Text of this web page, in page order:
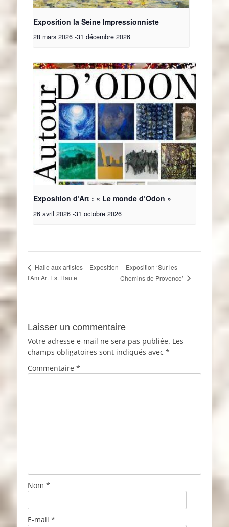
Exposition la Seine Impressionniste
28 mars 2026 -31 décembre 2026
Exposition d’Art : « Le monde d’Odon »
26 avril 2026 -31 octobre 2026
Halle aux artistes – Exposition
l’Am Art Est Haute
Exposition ‘Sur les
Chemins de Provence’
Laisser un commentaire
Votre adresse e-mail ne sera pas publiée. Les
champs obligatoires sont indiqués avec *
Commentaire *
Nom *
E-mail *